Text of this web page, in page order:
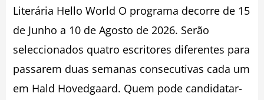
Literária Hello World O programa decorre de 15
de Junho a 10 de Agosto de 2026. Serão
seleccionados quatro escritores diferentes para
passarem duas semanas consecutivas cada um
em Hald Hovedgaard. Quem pode candidatar-